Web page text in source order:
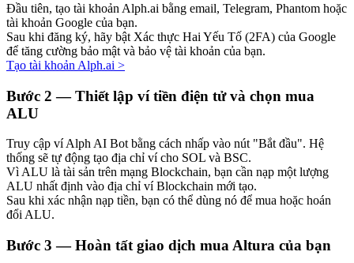
Đầu tư cố định và quản lý tài chính
Tận hưởng việc quản lý tài chính hiện tại và thu nhập lâu dài
Tìm hiểu về kiếm thu nhập thụ động
Đầu tiên, tạo tài khoản Alph.ai bằng email, Telegram, Phantom hoặc
tài khoản Google của bạn.
Sau khi đăng ký, hãy bật Xác thực Hai Yếu Tố (2FA) của Google
để tăng cường bảo mật và bảo vệ tài khoản của bạn.
Tạo tài khoản Alph.ai >
Bước 2 — Thiết lập ví tiền điện tử và chọn mua
ALU
Truy cập ví Alph AI Bot bằng cách nhấp vào nút "Bắt đầu". Hệ
thống sẽ tự động tạo địa chỉ ví cho SOL và BSC.
Vì ALU là tài sản trên mạng Blockchain, bạn cần nạp một lượng
ALU nhất định vào địa chỉ ví Blockchain mới tạo.
Sau khi xác nhận nạp tiền, bạn có thể dùng nó để mua hoặc hoán
đổi ALU.
Bước 3 —Hoàn tất giao dịch mua Altura của bạn